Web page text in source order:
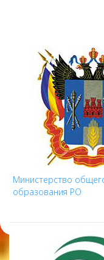
Министерство
образования РО